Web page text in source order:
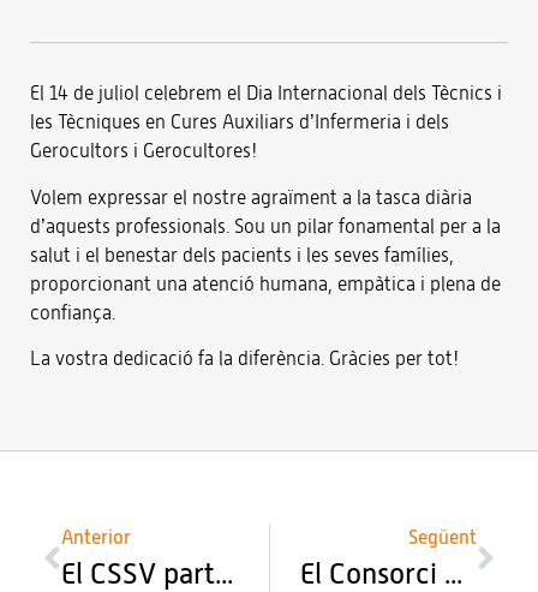
El 14 de juliol celebrem el Dia Internacional dels Tècnics i
les Tècniques en Cures Auxiliars d’Infermeria i dels
Gerocultors i Gerocultores!
Volem expressar el nostre agraïment a la tasca diària
d’aquests professionals. Sou un pilar fonamental per a la
salut i el benestar dels pacients i les seves famílies,
proporcionant una atenció humana, empàtica i plena de
confiança.
La vostra dedicació fa la diferència. Gràcies per tot!
Anterior
El CSSV participa en la millora dels serveis d’atenció intermèdia del Departament de Salut
Següent
El Consorci Sociosanitari de Vilafranca inaugura una nova terrassa